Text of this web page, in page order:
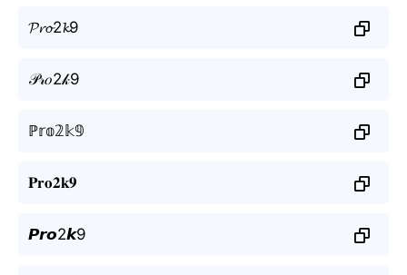
𝓟𝓻𝓸2𝓴9
𝒫𝓇𝑜2𝓀9
ℙ𝕣𝕠𝟚𝕜𝟡
𝐏𝐫𝐨𝟐𝐤𝟗
𝙋𝙧𝙤2𝙠9